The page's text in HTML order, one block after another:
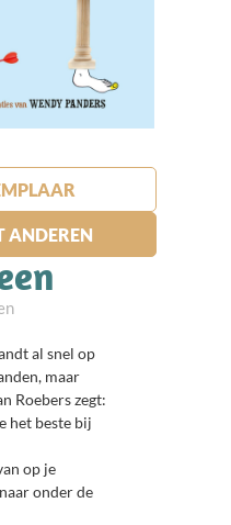
ANDEREN
al snel op
maar
Roebers zegt:
het beste bij
op je
onder de